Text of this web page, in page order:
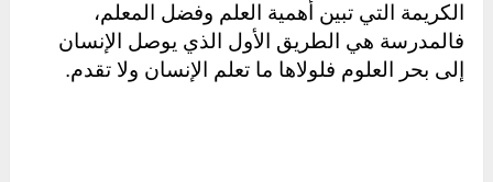
الكريمة التي تبين أهمية العلم وفضل المعلم،
فالمدرسة هي الطريق الأول الذي يوصل الإنسان
إلى بحر العلوم فلولاها ما تعلم الإنسان ولا تقدم.